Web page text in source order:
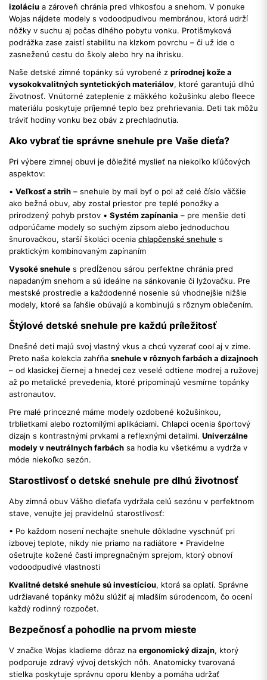
izoláciu a zároveň chránia pred vlhkosťou a snehom. V ponuke
Wojas nájdete modely s vodoodpudivou membránou, ktorá udrží
nôžky v suchu aj počas dlhého pobytu vonku. Protišmyková
podrážka zase zaistí stabilitu na klzkom povrchu – či už ide o
zasneženú cestu do školy alebo hry na ihrisku.
Naše detské zimné topánky sú vyrobené z prírodnej kože a
vysokokvalitných syntetických materiálov, ktoré garantujú dlhú
životnosť. Vnútorné zateplenie z mäkkého kožušinku alebo fleece
materiálu poskytuje príjemné teplo bez prehrievania. Deti tak môžu
tráviť hodiny vonku bez obáv z prechladnutia.
Ako vybrať tie správne snehule pre Vaše dieťa?
Pri výbere zimnej obuvi je dôležité myslieť na niekoľko kľúčových
aspektov:
• Veľkosť a strih – snehule by mali byť o pol až celé číslo väčšie
ako bežná obuv, aby zostal priestor pre teplé ponožky a
prirodzený pohyb prstov • Systém zapínania – pre menšie deti
odporúčame modely so suchým zipsom alebo jednoduchou
šnurovačkou, starší školáci ocenia chlapčenské snehule s
praktickým kombinovaným zapínaním
Vysoké snehule s predĺženou sárou perfektne chránia pred
napadaným snehom a sú ideálne na sánkovanie či lyžovačku. Pre
mestské prostredie a každodenné nosenie sú vhodnejšie nižšie
modely, ktoré sa ľahšie obúvajú a kombinujú s rôznym oblečením.
Štýlové detské snehule pre každú príležitosť
Dnešné deti majú svoj vlastný vkus a chcú vyzerať cool aj v zime.
Preto naša kolekcia zahŕňa snehule v rôznych farbách a dizajnoch
– od klasickej čiernej a hnedej cez veselé odtiene modrej a ružovej
až po metalické prevedenia, ktoré pripomínajú vesmírne topánky
astronautov.
Pre malé princezné máme modely ozdobené kožušinkou,
trblietkami alebo roztomilými aplikáciami. Chlapci ocenia športový
dizajn s kontrastnými prvkami a reflexnými detailmi. Univerzálne
modely v neutrálnych farbách sa hodia ku všetkému a vydrža v
móde niekoľko sezón.
Starostlivosť o detské snehule pre dlhú životnosť
Aby zimná obuv Vášho dieťaťa vydržala celú sezónu v perfektnom
stave, venujte jej pravidelnú starostlivosť:
• Po každom nosení nechajte snehule dôkladne vyschnúť pri
izbovej teplote, nikdy nie priamo na radiátore • Pravidelne
ošetrujte kožené časti impregnačným sprejom, ktorý obnoví
vodoodpudivé vlastnosti
Kvalitné detské snehule sú investíciou, ktorá sa oplatí. Správne
udržiavané topánky môžu slúžiť aj mladším súrodencom, čo ocení
každý rodinný rozpočet.
Bezpečnosť a pohodlie na prvom mieste
V značke Wojas kladieme dôraz na ergonomický dizajn, ktorý
podporuje zdravý vývoj detských nôh. Anatomicky tvarovaná
stielka poskytuje správnu oporu klenby a pomáha udržať